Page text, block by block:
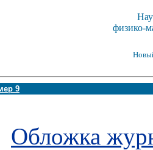
физико-
9
Обложка